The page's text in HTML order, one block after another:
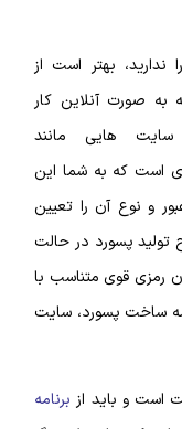
بهتر است از
به صورت آنلاین کار
هایی مانند
است که به شما این
و نوع آن را تعیین
پسورد در حالت
رمزی قوی متناسب با
ساخت پسورد، سایت
است و باید از برنامه‌